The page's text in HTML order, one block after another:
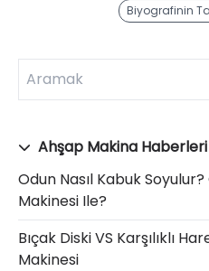
Biyografinin
Ahşap Makina Haberleri
Odun Nasıl Kabuk
Makinesi Ile?
Bıçak Diski VS Karşılıklı
Makinesi